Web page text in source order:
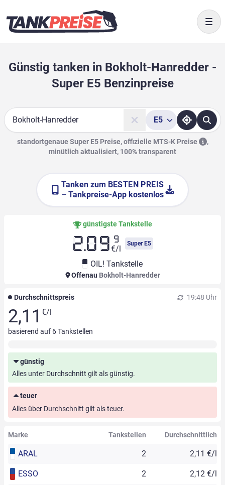
Günstig tanken in Bokholt-Hanredder -
Super E5 Benzinpreise
Suche
E5
standortgenaue Super E5 Preise, offizielle MTS-K Preise
,
minütlich aktualisiert, 100% transparent
Tanken zum BESTEN PREIS
– Tankpreise-App kostenlos
günstigste Tankstelle
2.09 9
€/l
Super E5
OIL! Tankstelle
Offenau Bokholt-Hanredder
Durchschnittspreis 19:48 Uhr
2,11 €/l
basierend auf 6Tankstellen
günstig
Alles unter Durchschnitt gilt als günstig.
teuer
Alles über Durchschnitt gilt als teuer.
Marke Tankstellen Durchschnittlich
ARAL 2 2,11 €/l
ESSO 2 2,12 €/l